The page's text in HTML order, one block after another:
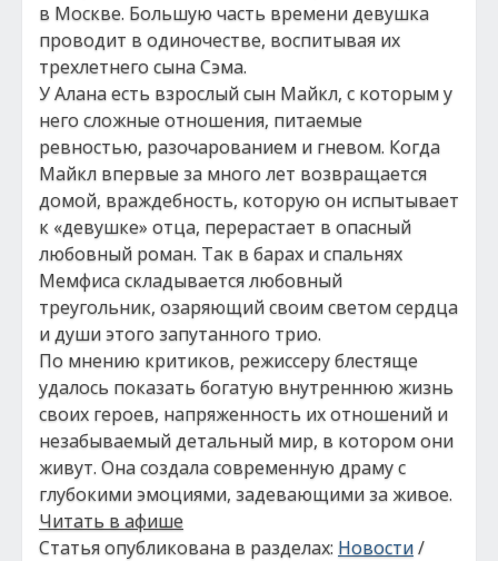
в Москве. Большую часть времени девушка
проводит в одиночестве, воспитывая их
трехлетнего сына Сэма.
У Алана есть взрослый сын Майкл, с которым у
него сложные отношения, питаемые
ревностью, разочарованием и гневом. Когда
Майкл впервые за много лет возвращается
домой, враждебность, которую он испытывает
к «девушке» отца, перерастает в опасный
любовный роман. Так в барах и спальнях
Мемфиса складывается любовный
треугольник, озаряющий своим светом сердца
и души этого запутанного трио.
По мнению критиков, режиссеру блестяще
удалось показать богатую внутреннюю жизнь
своих героев, напряженность их отношений и
незабываемый детальный мир, в котором они
живут. Она создала современную драму с
глубокими эмоциями, задевающими за живое.
Читать в афише
Статья опубликована в разделах: Новости/